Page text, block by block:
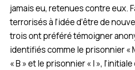
jamais eu, retenues contre eux.
terrorisés à l’idée d’être de
trois ont préféré témoigner
identifiés comme le prisonnier «
« B » et le prisonnier « I »,